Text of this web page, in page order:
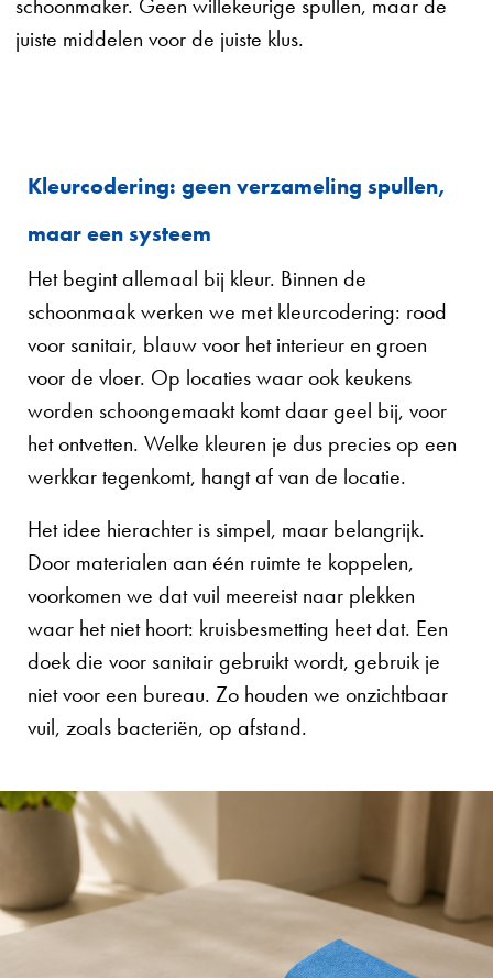
juiste middelen voor de juiste klus.
Kleurcodering: geen verzameling spullen,
maar een systeem
Het begint allemaal bij kleur. Binnen de
schoonmaak werken we met kleurcodering: rood
voor sanitair, blauw voor het interieur en groen
voor de vloer. Op locaties waar ook keukens
worden schoongemaakt komt daar geel bij, voor
het ontvetten. Welke kleuren je dus precies op een
werkkar tegenkomt, hangt af van de locatie.
Het idee hierachter is simpel, maar belangrijk.
Door materialen aan één ruimte te koppelen,
voorkomen we dat vuil meereist naar plekken
waar het niet hoort: kruisbesmetting heet dat. Een
doek die voor sanitair gebruikt wordt, gebruik je
niet voor een bureau. Zo houden we onzichtbaar
vuil, zoals bacteriën, op afstand.